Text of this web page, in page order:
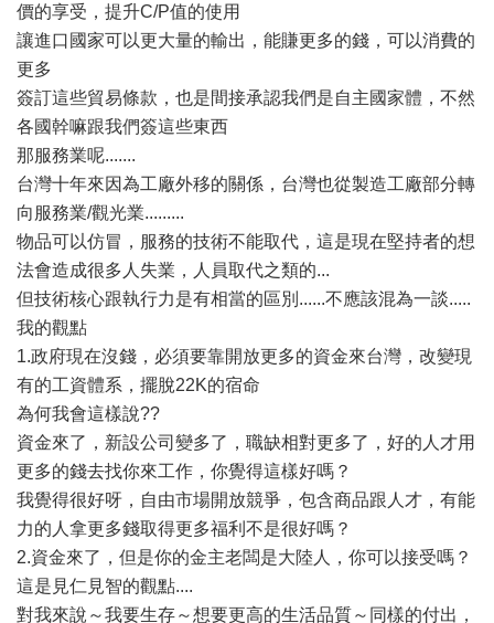
價的享受，提升C/P值的使用
讓進口國家可以更大量的輸出，能賺更多的錢，可以消費的
更多
簽訂這些貿易條款，也是間接承認我們是自主國家體，不然
各國幹嘛跟我們簽這些東西
那服務業呢.......
台灣十年來因為工廠外移的關係，台灣也從製造工廠部分轉
向服務業/觀光業.........
物品可以仿冒，服務的技術不能取代，這是現在堅持者的想
法會造成很多人失業，人員取代之類的...
但技術核心跟執行力是有相當的區別......不應該混為一談.....
我的觀點
1.政府現在沒錢，必須要靠開放更多的資金來台灣，改變現
有的工資體系，擺脫22K的宿命
為何我會這樣說??
資金來了，新設公司變多了，職缺相對更多了，好的人才用
更多的錢去找你來工作，你覺得這樣好嗎？
我覺得很好呀，自由市場開放競爭，包含商品跟人才，有能
力的人拿更多錢取得更多福利不是很好嗎？
2.資金來了，但是你的金主老闆是大陸人，你可以接受嗎？
這是見仁見智的觀點....
對我來說～我要生存～想要更高的生活品質～同樣的付出，